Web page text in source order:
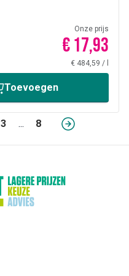
Onze prijs
€ 17,93
€ 484,59 /
Toevoegen
3 ... 8